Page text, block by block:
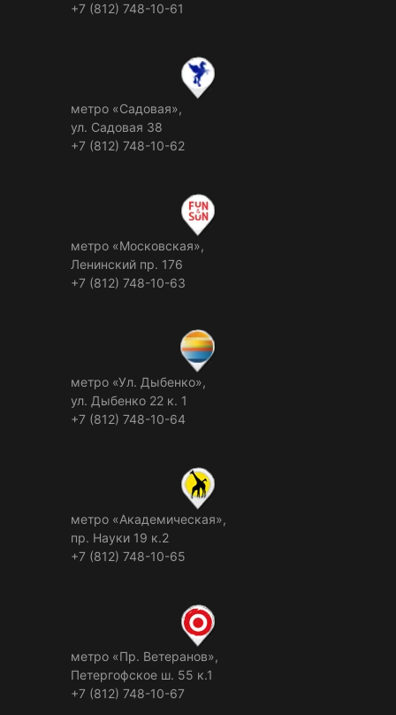
+7 (812) 748-10-61
метро «Садовая»,
ул. Садовая 38
+7 (812) 748-10-62
метро «Московская»,
Ленинский пр. 176
+7 (812) 748-10-63
метро «Ул. Дыбенко»,
ул. Дыбенко 22 к. 1
+7 (812) 748-10-64
метро «Академическая»,
пр. Науки 19 к.2
+7 (812) 748-10-65
метро «Пр. Ветеранов»,
Петергофское ш. 55 к.1
+7 (812) 748-10-67